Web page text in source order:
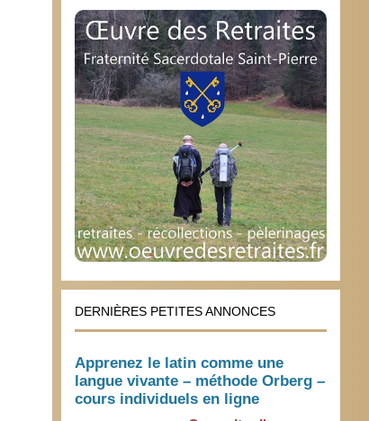
DERNIÈRES PETITES ANNONCES
Apprenez le latin comme une
langue vivante – méthode Orberg –
cours individuels en ligne